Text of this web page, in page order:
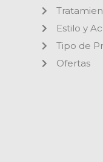
Estilo y
Tipo de
Ofertas